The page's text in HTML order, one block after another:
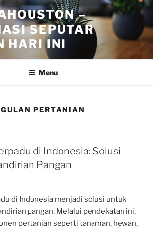
–
SEPUTAR
HARI INI
Menu
PERTANIAN
di Indonesia: Solusi
Pangan
di Indonesia menjadi solusi untuk
pangan. Melalui pendekatan ini,
pertanian seperti tanaman, hewan,